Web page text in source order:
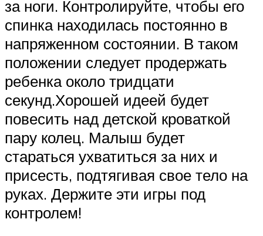
за ноги. Контролируйте, чтобы его
спинка находилась постоянно в
напряженном состоянии. В таком
положении следует продержать
ребенка около тридцати
секунд.Хорошей идеей будет
повесить над детской кроваткой
пару колец. Малыш будет
стараться ухватиться за них и
присесть, подтягивая свое тело на
руках. Держите эти игры под
контролем!